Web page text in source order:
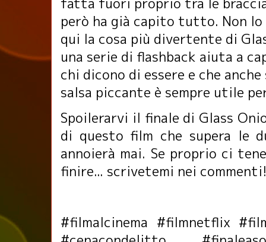
però ha già capito tutto. Non
qui la cosa più divertente di
una serie di flashback aiuta a
chi dicono di essere e che anche
salsa piccante è sempre utile
Spoilerarvi il finale di Glass
di questo film che supera le
annoierà mai. Se proprio ci
finire... scrivetemi nei
#filmalcinema #filmnetflix